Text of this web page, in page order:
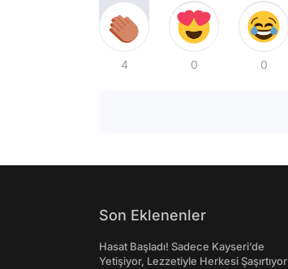
4 0 0
Son Eklenenler
Hasat Başladı! Sadece Kayseri’de
Yetişiyor, Lezzetiyle Herkesi Şaşırtıyor